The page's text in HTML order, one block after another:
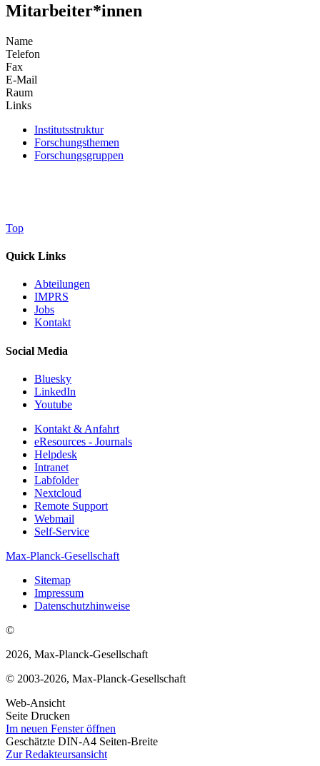
Mitarbeiter*innen
Name
Telefon
Fax
E-Mail
Raum
Links
Institutsstruktur
Forschungsthemen
Forschungsgruppen
Top
Quick Links
Abteilungen
IMPRS
Jobs
Kontakt
Social Media
Bluesky
LinkedIn
Youtube
Kontakt & Anfahrt
eResources - Journals
Helpdesk
Intranet
Labfolder
Nextcloud
Remote Support
Webmail
Self-Service
Max-Planck-Gesellschaft
Sitemap
Impressum
Datenschutzhinweise
©
2026, Max-Planck-Gesellschaft
© 2003-2026, Max-Planck-Gesellschaft
Web-Ansicht
Seite Drucken
Im neuen Fenster öffnen
Geschätzte DIN-A4 Seiten-Breite
Zur Redakteursansicht